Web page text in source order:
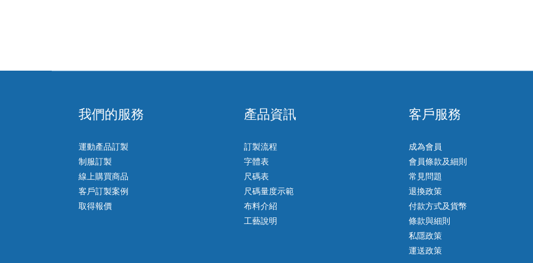
我們的服務
運動產品訂製
制服訂製
線上購買商品
客戶訂製案例
取得報價
產品資訊
訂製流程
字體表
尺碼表
尺碼量度示範
布料介紹
工藝說明
客戶服務
成為會員
會員條款及細則
常見問題
退換政策
付款方式及貨幣
條款與細則
私隱政策
運送政策